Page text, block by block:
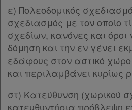
Επικοινωνία
Όροι
χρήσης
Πολιτική
απορρήτου
Παρ.2
Παρ.3
Παρ.4
Παρ.5
Άρθρο 10 [-]
Παρ.1
Παρ.2
Παρ.3
Παρ.4
ε) Πολεοδομικός
σχεδιασμός με τον οποίο
σχεδίων, κανόνες και όροι
δόμηση και την εν γένει
εδάφους στον αστικό χώρο
και περιλαμβάνει κυρίως
στ) Κατεύθυνση (χωρικού
κατευθυντήρια πρόβλεψη